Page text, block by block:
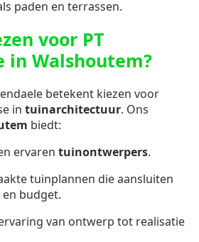
paden en terrassen.
voor PT
in Walshoutem?
betekent kiezen voor
in tuinarchitectuur. Ons
biedt:
ervaren tuinontwerpers.
tuinplannen die aansluiten
budget.
van ontwerp tot realisatie